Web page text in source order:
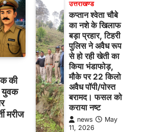
की
युवक
मरीज
उत्तराखण्ड
कप्तान श्वेता चौबे
का नशे के खिलाफ
बड़ा प्रहार, टिहरी
पुलिस ने अवैध रूप
से हो रही खेती का
किया भंडाफोड़,
मौके पर 22 किलो
अवैध पॉपी/पोस्त
बरामद। फसल को
कराया नष्ट
news
May
11, 2026